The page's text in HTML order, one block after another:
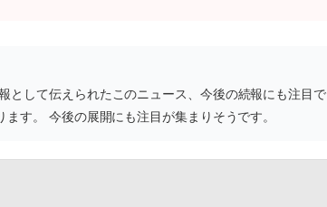
として伝えられたこのニュース、今後の続報にも注目で
す。 今後の展開にも注目が集まりそうです。